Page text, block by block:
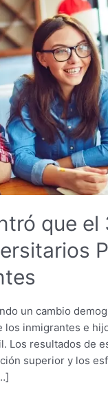
que el
un cambio
inmigrantes e
Los resultados de
superior y los